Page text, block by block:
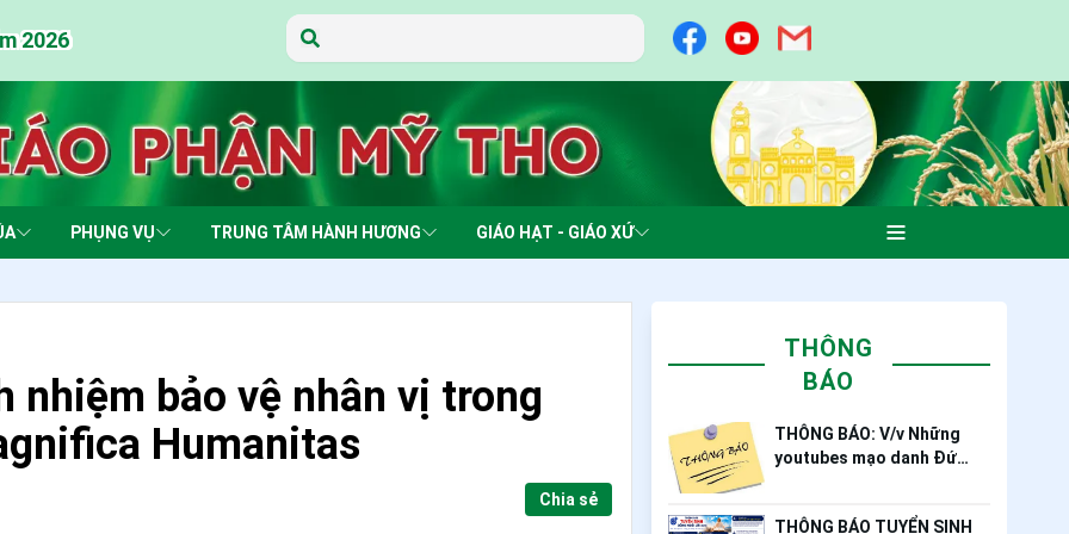
2026
2026
2026
2026
2026
2026
2026
2026
2026
2026
2026
2026
2026
2026
PHỤNG VỤ TRUNG TÂM HÀNH HƯƠNG GIÁO HẠT - GIÁO XỨ
nhiệm bảo vệ nhân vị trong
Humanitas
Chia sẻ
THÔNG
BÁO
THÔNG BÁO: V/v Những
youtubes mạo danh Đức
THÔNG BÁO TUYỂN SINH